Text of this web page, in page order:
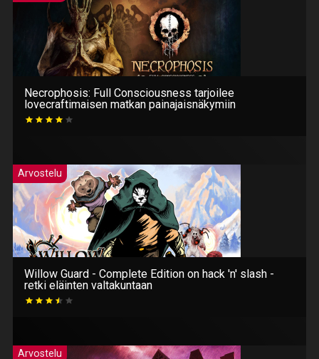
Necrophosis: Full Consciousness tarjoilee
lovecraftimaisen matkan painajaisnäkymiin
Arvostelu
Willow Guard - Complete Edition on hack 'n' slash -
retki eläinten valtakuntaan
Arvostelu